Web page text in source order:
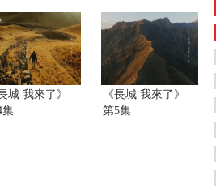
城 我來了》
集
《長城 我來了》
第5集